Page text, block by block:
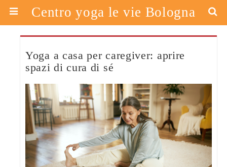
Centro yoga le vie Bologna
Yoga a casa per caregiver: aprire
spazi di cura di sé